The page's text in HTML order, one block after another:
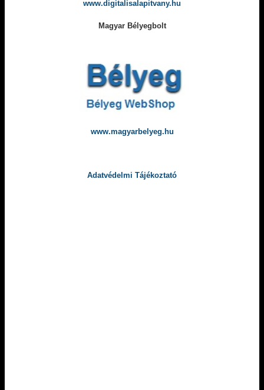
www.digitalisalapitvany.hu
Magyar Bélyegbolt
www.magyarbelyeg.hu
Adatvédelmi Tájékoztató